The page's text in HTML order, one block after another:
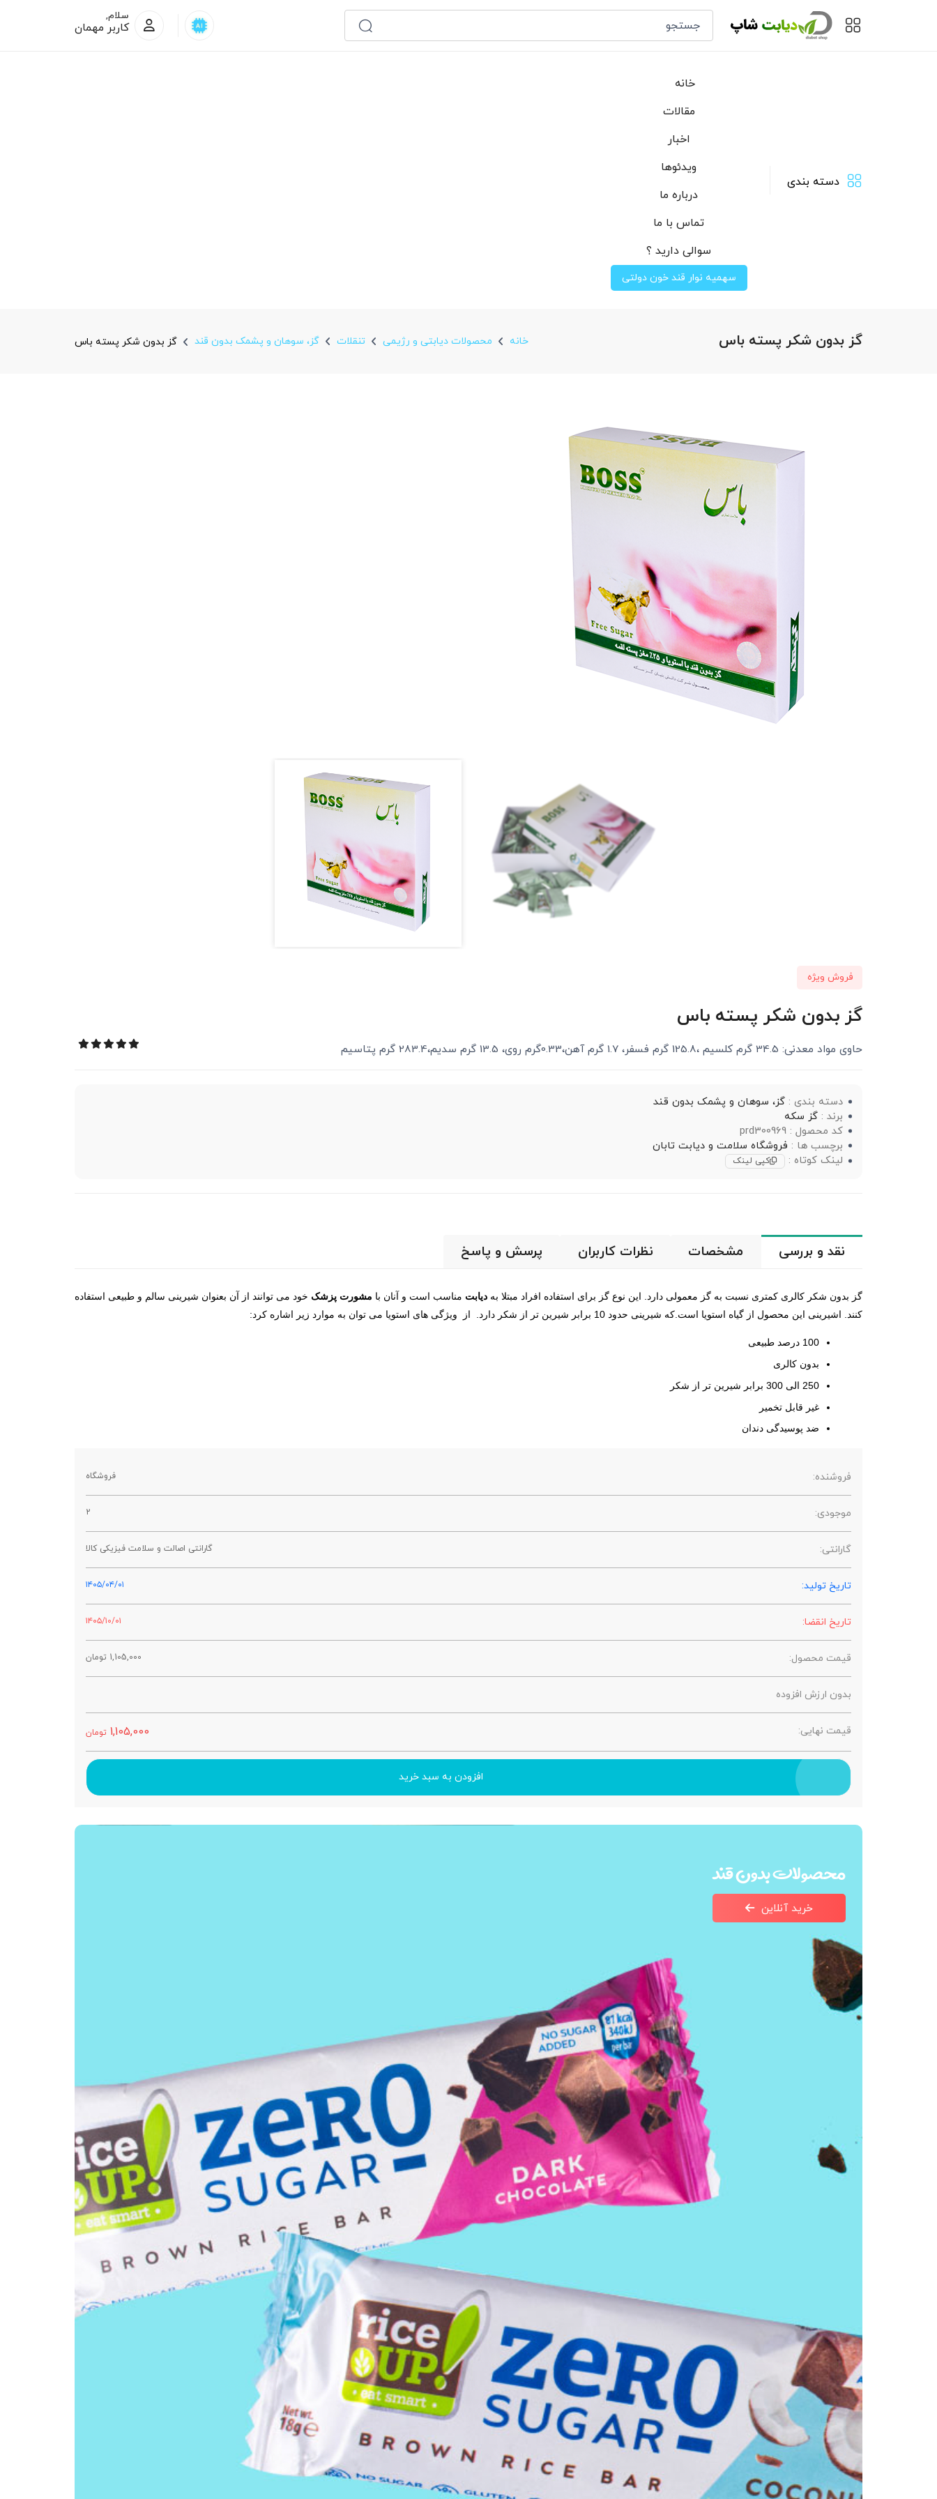
سلام,
کاربر مهمان
دسته بندی
خانه
مقالات
اخبار
ویدئوها
درباره ما
تماس با ما
سوالی دارید ؟
سهمیه نوار قند خون دولتی
گز بدون شکر پسته باس خانه محصولات دیابتی و رژیمی تنقلات گز، سوهان و پشمک بدون قند گز بدون شکر پسته باس
فروش ویژه
گز بدون شکر پسته باس
حاوی مواد معدنی: 34.5 گرم کلسیم ،125.8 گرم فسفر، 1.7 گرم آهن،0.33گرم روی، 13.5 گرم سدیم،283.4 گرم پتاسیم
دسته بندی : گز، سوهان و پشمک بدون قند
برند : گز سکه
کد محصول : prd300969
برچسب ها : فروشگاه سلامت و دیابت تابان
لینک کوتاه :
کپی لینک
نقد و بررسی مشخصات نظرات کاربران پرسش و پاسخ
گز بدون شکر کالری کمتری نسبت به گز معمولی دارد. این نوع گز برای استفاده افراد مبتلا به دیابت مناسب است و آنان با مشورت پزشک خود می توانند از آن بعنوان شیرینی سالم و طبیعی استفاده
کنند. اشیرینی این محصول از گیاه استویا است.که شیرینی حدود 10 برابر شیرین تر از شکر دارد. از ویژگی های استویا می توان به موارد زیر اشاره کرد:
100 درصد طبیعی
بدون کالری
250 الی 300 برابر شیرین تر از شکر
غیر قابل تخمیر
ضد پوسیدگی دندان
فروشنده: فروشگاه
موجودی: 2
گارانتی: گارانتی اصالت و سلامت فیزیکی کالا
تاریخ تولید: ۱۴۰۵/۰۴/۰۱
تاریخ انقضا: ۱۴۰۵/۱۰/۰۱
قیمت محصول: 1,105,000 تومان
بدون ارزش افزوده
قیمت نهایی: 1,105,000 تومان
افزودن به سبد خرید
محصولات بدون قند
خرید آنلاین